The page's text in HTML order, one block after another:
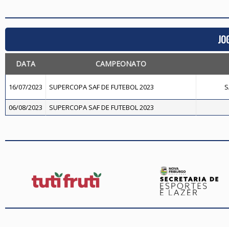
DATA CAMPEONATO
16/07/2023 SUPERCOPA SAF DE FUTEBOL 2023
06/08/2023 SUPERCOPA SAF DE FUTEBOL 2023